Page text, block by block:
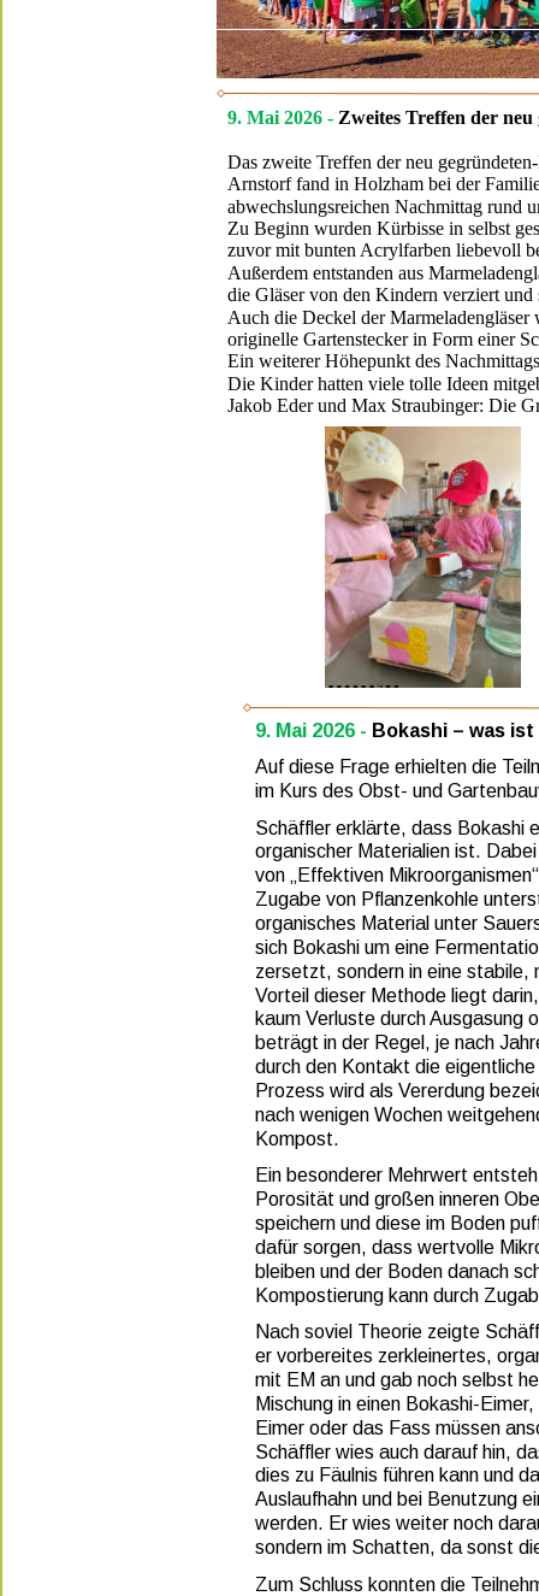
9. Mai 2026 - Zweites Treffen der
Das zweite Treffen der neu
Arnstorf fand in Holzham bei der
abwechslungsreichen Nachmittag rund
Zu Beginn wurden Kürbisse in selbst
zuvor mit bunten Acrylfarben liebevoll
Außerdem entstanden aus
die Gläser von den Kindern verziert
Auch die Deckel der
originelle Gartenstecker in Form einer
Ein weiterer Höhepunkt des
Die Kinder hatten viele tolle Ideen
Jakob Eder und Max Straubinger: Die
9. Mai 2026 - Bokashi – was
Auf diese Frage erhielten die
im Kurs des Obst- und
Schäffler erklärte, dass Bokashi
organischer Materialien ist.
von „Effektiven
Zugabe von Pflanzenkohle
organisches Material unter
sich Bokashi um eine
zersetzt, sondern in eine
Vorteil dieser Methode liegt
kaum Verluste durch
beträgt in der Regel, je nach
durch den Kontakt die
Prozess wird als Vererdung
nach wenigen Wochen
Kompost.
Ein besonderer Mehrwert
Porosität und großen inneren
speichern und diese im Boden
dafür sorgen, dass wertvolle
bleiben und der Boden danach
Kompostierung kann durch
Nach soviel Theorie zeigte
er vorbereites zerkleinertes,
mit EM an und gab noch selbst
Mischung in einen Bokashi-
Eimer oder das Fass müssen
Schäffler wies auch darauf hin,
dies zu Fäulnis führen kann und
Auslaufhahn und bei Benutzung
werden. Er wies weiter noch
sondern im Schatten, da sonst
Zum Schluss konnten die